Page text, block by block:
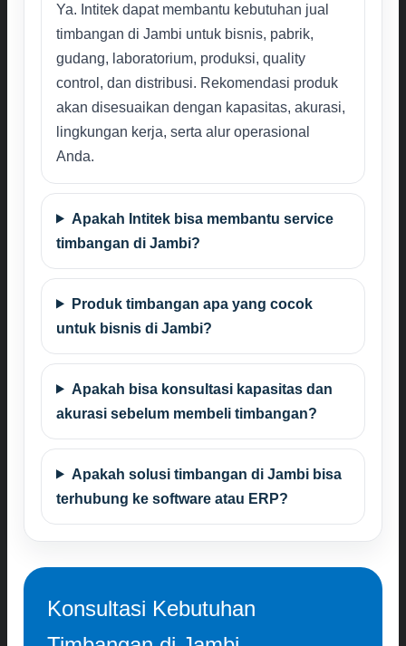
Ya. Intitek dapat membantu kebutuhan jual
timbangan di Jambi untuk bisnis, pabrik,
gudang, laboratorium, produksi, quality
control, dan distribusi. Rekomendasi produk
akan disesuaikan dengan kapasitas, akurasi,
lingkungan kerja, serta alur operasional
Anda.
Apakah Intitek bisa membantu service
timbangan di Jambi?
Produk timbangan apa yang cocok
untuk bisnis di Jambi?
Apakah bisa konsultasi kapasitas dan
akurasi sebelum membeli timbangan?
Apakah solusi timbangan di Jambi bisa
terhubung ke software atau ERP?
Konsultasi Kebutuhan